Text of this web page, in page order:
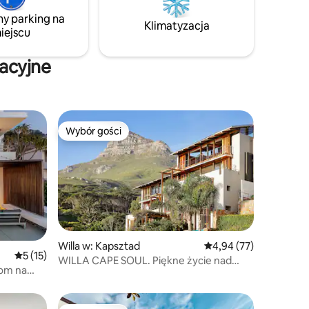
z toaletą i prysznicem. Idealna lokalizacja,
aby w pełni doświadczyć Kapsztadu.
parking na
Klimatyzacja
Średnia ocena: 5 na 5, liczba recenzji: 15
5 (15)
na
Wybór gości
Wybór gości
Willa w: Kapsztad Średnia ocena: 4,94
4,94 (77)
WILLA CAPE SOUL. Piękne życie nad